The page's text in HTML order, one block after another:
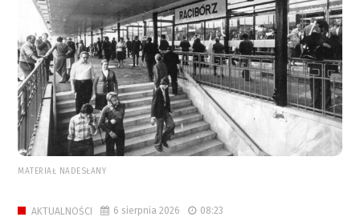
MATERIAŁ NADESŁANY
AKTUALNOŚCI 6 sierpnia 2026 08:23